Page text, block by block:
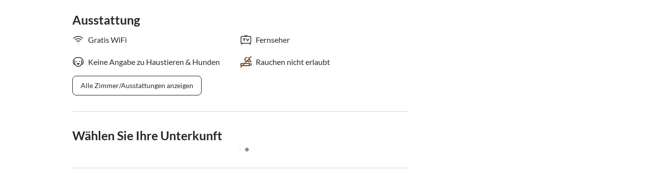
Ausstattung
Gratis WiFi Fernseher
Keine Angabe zu Haustieren & Hunden Rauchen nicht erlaubt
Alle Zimmer/Ausstattungen anzeigen
Wählen Sie Ihre Unterkunft